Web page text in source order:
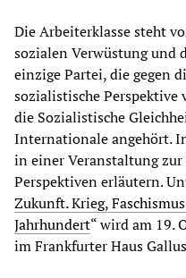
Die Arbeiterklasse steht
sozialen Verwüstung und
einzige Partei, die gegen
sozialistische
die Sozialistische
Internationale angehört.
in einer Veranstaltung
Perspektiven erläutern.
Zukunft. Krieg,
Jahrhundert“ wird am 19.
im Frankfurter Haus